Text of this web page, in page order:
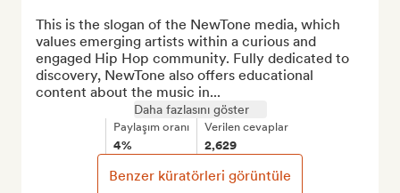
This is the slogan of the NewTone media, which
values emerging artists within a curious and
engaged Hip Hop community. Fully dedicated to
discovery, NewTone also offers educational
content about the music in...
Daha fazlasını göster
Paylaşım oranı
4%
Verilen cevaplar
2,629
Benzer küratörleri görüntüle